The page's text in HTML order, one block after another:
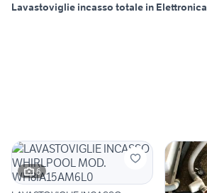
Lavastoviglie incasso totale in Elettronica
6